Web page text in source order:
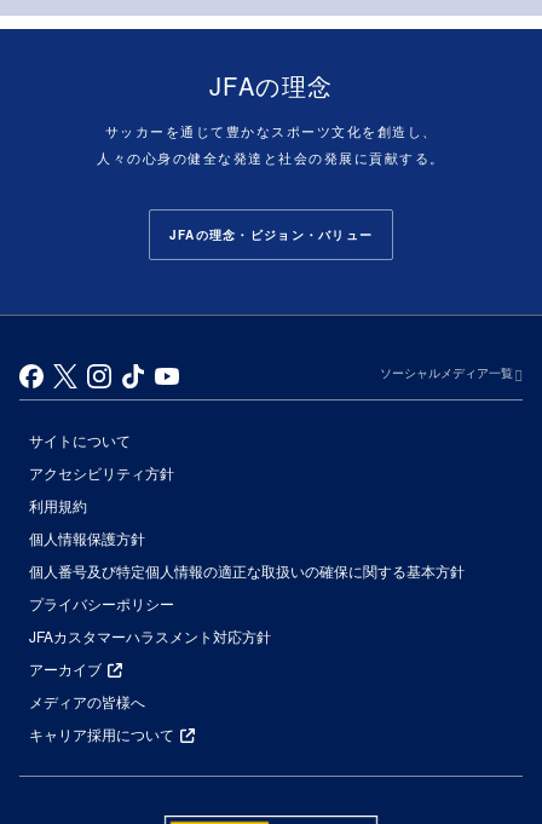
JFAの理念
サッカーを通じて豊かなスポーツ文化を創造し、
人々の心身の健全な発達と社会の発展に貢献する。
JFAの理念・ビジョン・バリュー
ソーシャルメディア一覧
サイトについて
アクセシビリティ方針
利用規約
個人情報保護方針
個人番号及び特定個人情報の適正な取扱いの確保に関する基本方針
プライバシーポリシー
JFAカスタマーハラスメント対応方針
アーカイブ
メディアの皆様へ
キャリア採用について